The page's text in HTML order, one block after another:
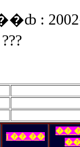
:
ī �� ��
��